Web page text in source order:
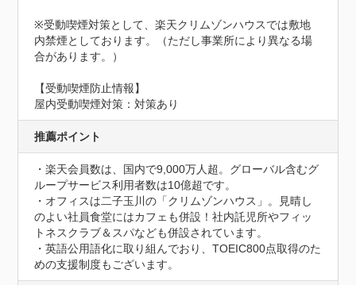
※受動喫煙対策として、楽天クリムゾンハウスでは敷地
内禁煙としております。（ただし事業所により異なる場
合があります。）
【受動喫煙防止情報】
屋内受動喫煙対策：対策あり
推薦ポイント
・楽天会員数は、国内で9,000万人超。グローバル含むグ
ループサービス利用者数は10億超です。
・オフィスは二子玉川の「クリムゾンハウス」。見晴し
のよい社員食堂にはカフェも併設！社内託児所やフィッ
トネスクラブ＆スパなども併設されています。
・英語公用語化に取り組んでおり、TOEIC800点取得のた
めの支援制度もございます。